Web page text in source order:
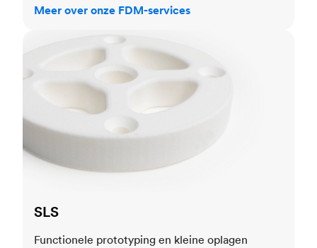
Meer over onze FDM-services
SLS
Functionele prototyping en kleine oplagen